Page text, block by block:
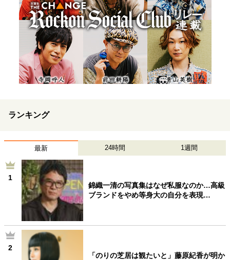
ランキング
最新 24時間 1週間
1
錦織一清の写真集はなぜ私服なのか…高級
ブランドをやめ等身大の自分を表現…
2
「のりの芝居は観たいと」藤原紀香が明か